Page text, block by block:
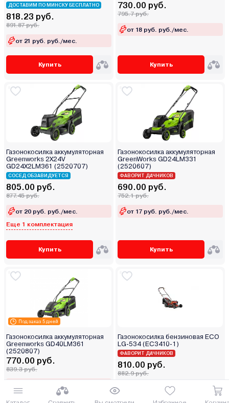
ДОСТАВИМ ПО МИНСКУ БЕСПЛАТНО
818.23 руб.
891.87 руб.
от 21 руб. руб./мес.
Купить
730.00 руб.
795.7 руб.
от 18 руб. руб./мес.
Купить
Газонокосилка аккумуляторная
Greenworks 2Х24V
GD24X2LM361 (2520707)
СОСЕД ОБЗАВИДУЕТСЯ
805.00 руб.
877.45 руб.
от 20 руб. руб./мес.
Еще 1 комплектация
Купить
Газонокосилка аккумуляторная
GreenWorks GD24LM331
(2520607)
ФАВОРИТ ДАЧНИКОВ
690.00 руб.
752.1 руб.
от 17 руб. руб./мес.
Купить
Под заказ 5 дней
Газонокосилка аккумуляторная
Greenworks GD40LM361
(2520807)
770.00 руб.
839.3 руб.
от 19 руб. руб./мес.
Еще 1 комплектация
Газонокосилка бензиновая ECO
LG-534 (EC3410-1)
ФАВОРИТ ДАЧНИКОВ
810.00 руб.
882.9 руб.
от 20 руб. руб./мес.